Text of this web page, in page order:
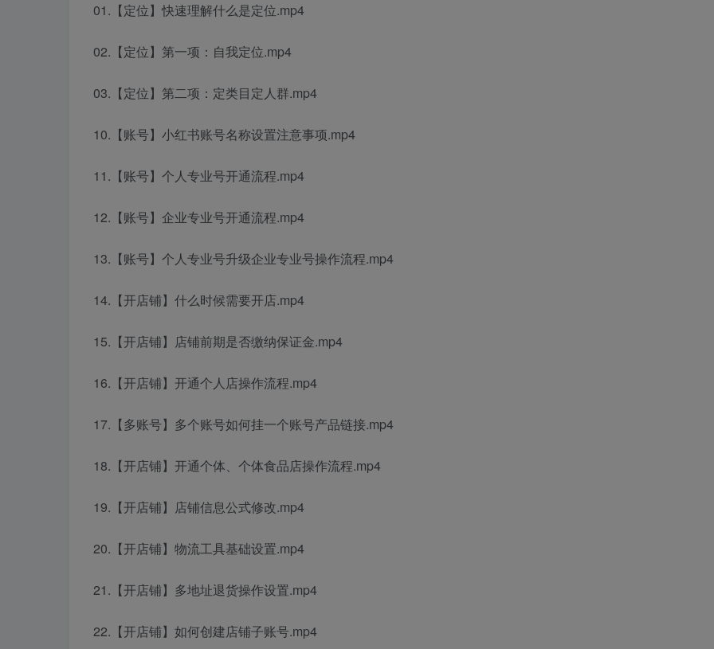
01.【定位】快速理解什么是定位.mp4
02.【定位】第一项：自我定位.mp4
03.【定位】第二项：定类目定人群.mp4
10.【账号】小红书账号名称设置注意事项.mp4
11.【账号】个人专业号开通流程.mp4
12.【账号】企业专业号开通流程.mp4
13.【账号】个人专业号升级企业专业号操作流程.mp4
14.【开店铺】什么时候需要开店.mp4
15.【开店铺】店铺前期是否缴纳保证金.mp4
16.【开店铺】开通个人店操作流程.mp4
17.【多账号】多个账号如何挂一个账号产品链接.mp4
18.【开店铺】开通个体、个体食品店操作流程.mp4
19.【开店铺】店铺信息公式修改.mp4
20.【开店铺】物流工具基础设置.mp4
21.【开店铺】多地址退货操作设置.mp4
22.【开店铺】如何创建店铺子账号.mp4